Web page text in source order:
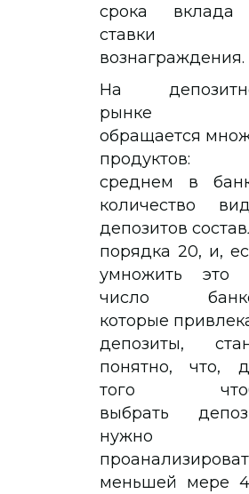
срока
ставки
вознаграждения.
На
рынке
обращается
среднем в
количество
депозитов
порядка 20, и,
умножить это
число
которые
депозиты,
понятно, что,
того
выбрать
нужно
меньшей мере